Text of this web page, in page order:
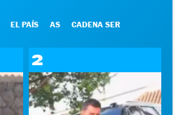
EL PAÍS AS CADENA SER
2